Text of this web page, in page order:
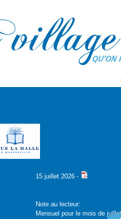
15 juillet 2026 -
Note au lecteur:
Mensuel pour le mois de